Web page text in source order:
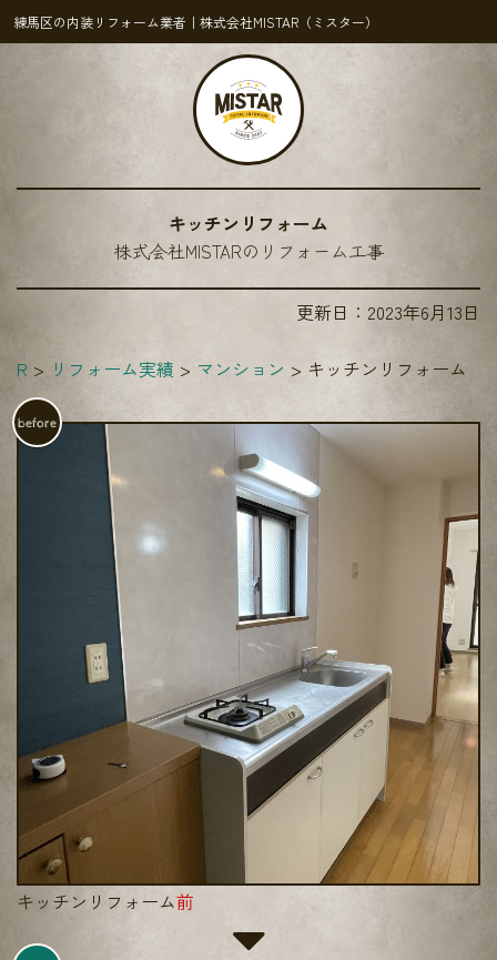
練馬区の内装リフォーム業者｜株式会社MISTAR（ミスター）
キッチンリフォーム
株式会社MISTARのリフォーム工事
更新日： 2023年6月13日
リフォーム実績 マンション キッチンリフォーム
before
キッチンリフォーム前